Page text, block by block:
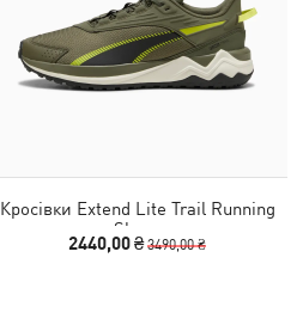
Кросівки Extend Lite Trail Running
Shoes
2440,00 ₴3490,00 ₴